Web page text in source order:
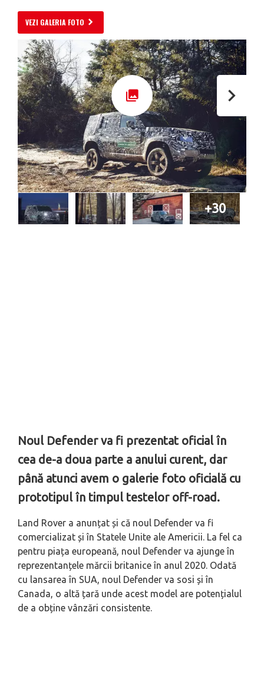
VEZI GALERIA FOTO
+30
Noul Defender va fi prezentat oficial în
cea de-a doua parte a anului curent, dar
până atunci avem o galerie foto oficială cu
prototipul în timpul testelor off-road.
Land Rover a anunțat și că noul Defender va fi
comercializat și în Statele Unite ale Americii. La fel ca
pentru piața europeană, noul Defender va ajunge în
reprezentanțele mărcii britanice în anul 2020. Odată
cu lansarea în SUA, noul Defender va sosi și în
Canada, o altă țară unde acest model are potențialul
de a obține vânzări consistente.